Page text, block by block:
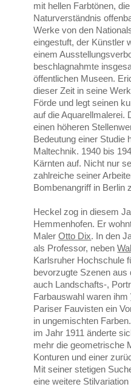
mit hellen Farbtönen,
Naturverständnis
Werke von den
eingestuft, der Künstler
einem
beschlagnahmte
öffentlichen Museen.
dieser Zeit in seine
Förde und legt seinen
auf die Aquarellmalerei.
einen höheren
Bedeutung einer Studie
Maltechnik. 1940 bis
Kärnten auf. Nicht nur
zahlreiche seiner
Bombenangriff in Berlin
Heckel zog in diesem
Hemmenhofen. Er
MalerOtto Dix. In den
als Professor, neben
Karlsruher Hochschule
bevorzugte Szenen
auch Landschafts-,
Farbauswahl waren ihm
Pariser Fauvisten ein
in ungemischten
im Jahr 1911 änderte
mehr die geometrische
Konturen und einer
Mit seiner stetigen
eine weitere